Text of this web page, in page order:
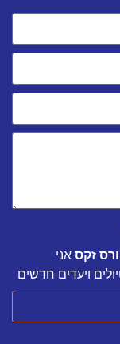
זקס אני
ויעדים חדשים